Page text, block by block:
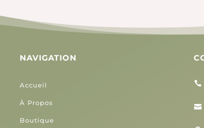
NAVIGATION
Accueil
À Propos
Boutique

